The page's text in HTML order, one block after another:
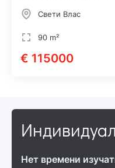
Свети Влас
90 m²
€ 115000
Нет времени